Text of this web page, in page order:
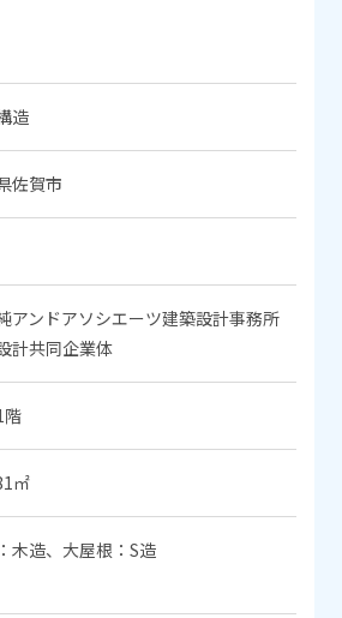
造
佐賀市
アンドアソシエーツ建築設計事務所
計共同企業体
階
㎡
木造、大屋根：S造